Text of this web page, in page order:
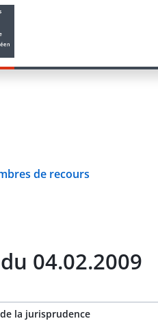
de recours
04.02.2009
la jurisprudence